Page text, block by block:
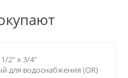
2" х 3/4"
для водоснабжения (OR)